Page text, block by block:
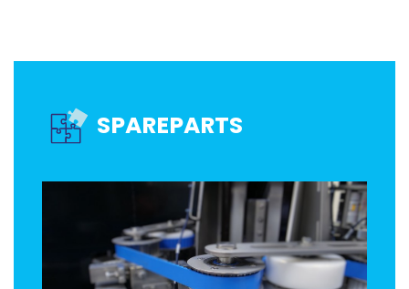
SPAREPARTS